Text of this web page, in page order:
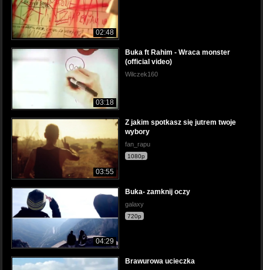
02:48
03:18
Buka ft Rahim - Wraca monster
(official video)
Wilczek160
03:55
Z jakim spotkasz się jutrem twoje
wybory
fan_rapu
1080p
04:29
Buka- zamknij oczy
galaxy
720p
Brawurowa ucieczka